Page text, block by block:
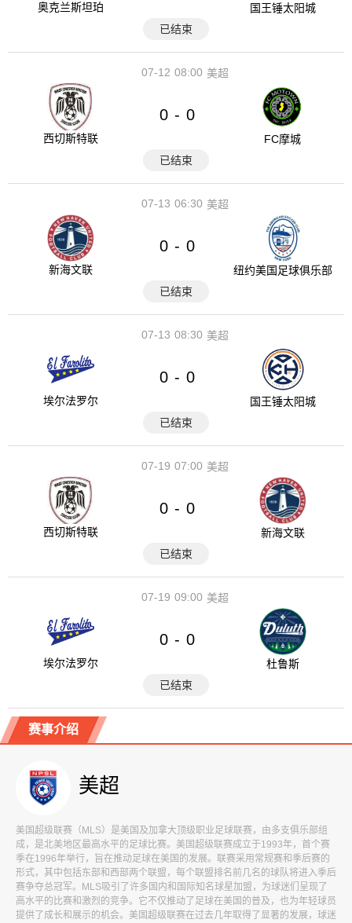
奥克兰斯坦珀
国王锤太阳城
已结束
08:00
07-12 美超
西切斯特联
0 - 0
FC摩城
已结束
06:30
07-13 美超
新海文联
0 - 0
纽约美国足球俱乐部
已结束
08:30
07-13 美超
埃尔法罗尔
0 - 0
国王锤太阳城
已结束
07:00
07-19 美超
西切斯特联
0 - 0
新海文联
已结束
09:00
07-19 美超
埃尔法罗尔
0 - 0
杜鲁斯
已结束
赛事介绍
美超
美国超级联赛（MLS）是美国及加拿大顶级职业足球联赛，由多支俱乐部组
成，是北美地区最高水平的足球比赛。美国超级联赛成立于1993年，首个赛
季在1996年举行，旨在推动足球在美国的发展。联赛采用常规赛和季后赛的
形式，其中包括东部和西部两个联盟，每个联盟排名前几名的球队将进入季后
赛争夺总冠军。MLS吸引了许多国内和国际知名球星加盟，为球迷们呈现了
高水平的比赛和激烈的竞争。它不仅推动了足球在美国的普及，也为年轻球员
提供了成长和展示的机会。美国超级联赛在过去几年取得了显著的发展，球迷